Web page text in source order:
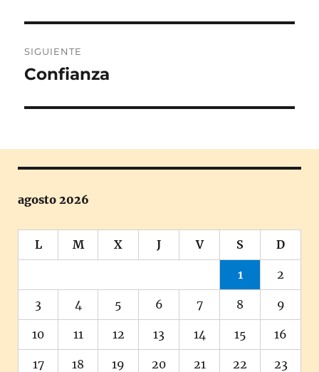
SIGUIENTE
Entrada
Confianza
agosto 2026
L M X J V S D
1 2
3 4 5 6 7 8 9
10 11 12 13 14 15 16
17 18 19 20 21 22 23